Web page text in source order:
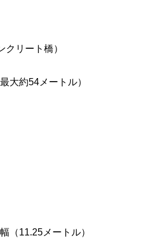
リート橋）
大約54メートル）
（11.25メートル）